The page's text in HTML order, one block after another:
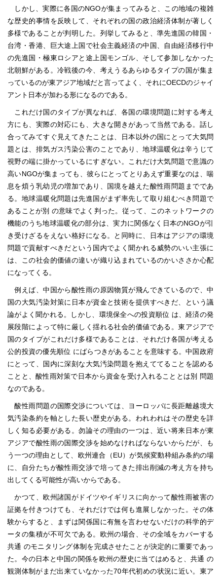
しかし、実際に各国のNGOが集まってみると、この地域の複雑
な歴史的事情を反映して、それぞれの国の政治経済体制が著しく
多様であることが判明した。列挙してみると、準先進国の韓国・
台湾・香港、巨大途上国で社会主義経済の中国、自由経済移行中
の先進国・極東ロシアと途上国モンゴル、そして参加しなかった
北朝鮮がある。冷戦後の今、考えうるあらゆるタイプの国が集ま
っているのが東アジア地域だと言ってよく、それにOECDのジャイ
アント日本が加わる形になるのである。
これだけ国のタイプが異なれば、各国の環境問題に対する考え
方にも、実際の対応にも、大きな開きがあって当然である。話し
合ってみてすぐ見えてきたことは、日本以外の国にとって大気問
題とは、排気ガス汚染公害のことであり、地球温暖化は辛うじて
視野の端に掛かっているにすぎない。これだけ大気問題で意識の
高いNGOが集まっても、彼らにとってとりあえず重要なのは、喘
息を煩う乳幼児の増加であり、国境を越えた酸性雨問題までであ
る。地球温暖化問題は先進国がまず率先して取り組むべき問題で
あることが別 の意味でよく判った。従って、このネットワークの
機能のうち地球温暖化の部分は、実力に関係なく日本のNGOが引
き受けざるをえない格好になる。と同時に、日本はアジアの環境
問題で貢献すべきだという国内でよく聞かれる威勢のいい主張に
は、この社会的価値の違いが織り込まれているのかいささか心配
になってくる。
例えば、中国から酸性雨の原因物質が飛んできているので、中
国の大気汚染対策に日本が資金と技術を提供すべきだ、という議
論がよく聞かれる。しかし、環境保全への投資順位 は、経済の発
展段階によって特に厳しく揺れる社会的価値である。東アジアで
国のタイプがこれだけ多様であることは、それだけ各国が考える
公的投資の優先順位 にばらつきがあることを意味する。中国政府
にとって、国内に深刻な大気汚染問題を抱えててることを認める
ことと、酸性雨対策で日本から資金を受け入れることとは別 問題
なのである。
酸性雨問題の国際交渉については、ヨーロッパに長距離越境大
気汚染条約を軸とした長い歴史がある。われわれはその歴史を詳
しく知る必要がある。勿論その理由の一つは、近い将来日本が東
アジアで酸性雨の国際交渉を始めなければならないからだが、も
う一つの理由として、欧州連合（EU）が気候変動枠組み条約の場
に、自分たちが酸性雨交渉で培ってきた排出削減の考え方を持ち
出してくる可能性が高いからである。
かつて、欧州諸国がドイツやイギリスに向かって酸性雨被害の
証拠を付きつけても、それだけでは何も進展しなかった。その体
験からすると、まずは関係国に有無を言わせないだけの科学的デ
ータの集積が不可欠である。欧州の場合、その全域をカバーする
共通 のモニタリング体制を完成させたことが決定的に重要であっ
た。今の日本と中国の関係を欧州の歴史に当てはめると、共通 の
観測体制がまだ出来ていなかった70年代初めの状況に近い。東ア